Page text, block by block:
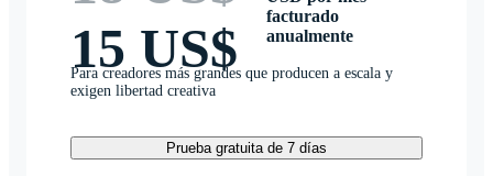
15 US$
facturado
anualmente
Para creadores más grandes que producen a escala y
exigen libertad creativa
Prueba gratuita de 7 días